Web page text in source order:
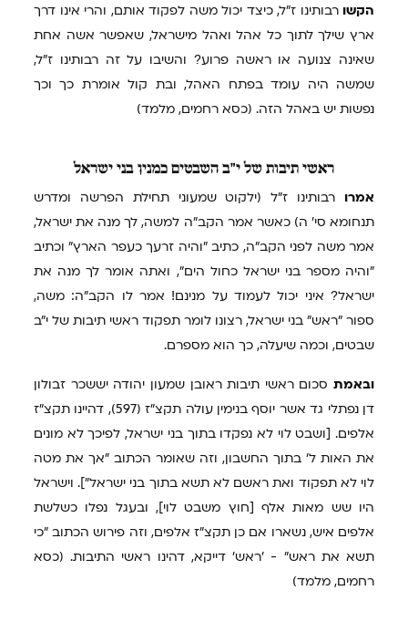
הקשו רבותינו ז"ל, כיצד יכול משה לפקוד אותם, והרי אינו דרך
ארץ שילך לתוך כל אהל ואהל מישראל, שאפשר אשה אחת
שאינה צנועה או ראשה פרוע? והשיבו על זה רבותינו ז"ל,
שמשה היה עומד בפתח האהל, ובת קול אומרת כך וכך
נפשות יש באהל הזה. (כסא רחמים, מלמד)
ראשי תיבות של י"ב השבטים כמנין בני ישראל
אמרו רבותינו ז"ל (ילקוט שמעוני תחילת הפרשה ומדרש
תנחומא סי' ה) כאשר אמר הקב"ה למשה, לך מנה את ישראל,
אמר משה לפני הקב"ה, כתיב "והיה זרעך כעפר הארץ" וכתיב
"והיה מספר בני ישראל כחול הים", ואתה אומר לך מנה את
ישראל? איני יכול לעמוד על מנינם! אמר לו הקב"ה: משה,
ספור "ראש" בני ישראל, רצונו לומר תפקוד ראשי תיבות של י"ב
שבטים, וכמה שיעלה, כך הוא מספרם.
ובאמת סכום ראשי תיבות ראובן שמעון יהודה יששכר זבולון
דן נפתלי גד אשר יוסף בנימין עולה תקצ"ז (597), דהיינו תקצ"ז
אלפים. [ושבט לוי לא נפקדו בתוך בני ישראל, לפיכך לא מונים
את האות ל' בתוך החשבון, וזה שאומר הכתוב "אך את מטה
לוי לא תפקוד ואת ראשם לא תשא בתוך בני ישראל"]. וישראל
היו שש מאות אלף [חוץ משבט לוי], ובעגל נפלו כשלשת
אלפים איש, נשארו אם כן תקצ"ז אלפים, וזה פירוש הכתוב "כי
תשא את ראש" - 'ראש' דייקא, דהינו ראשי התיבות. (כסא
רחמים, מלמד)